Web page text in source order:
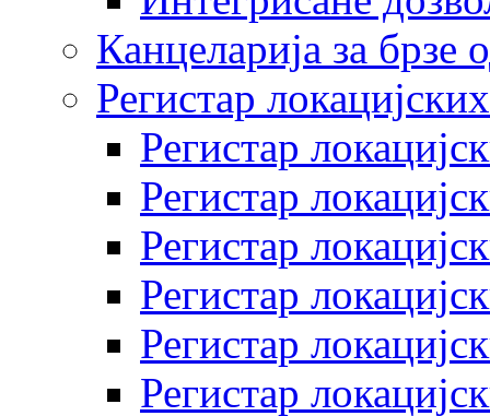
Канцеларија за брзе
Регистар
Регистар
Регистар
Регистар
Регистар
Регистар
Регистар